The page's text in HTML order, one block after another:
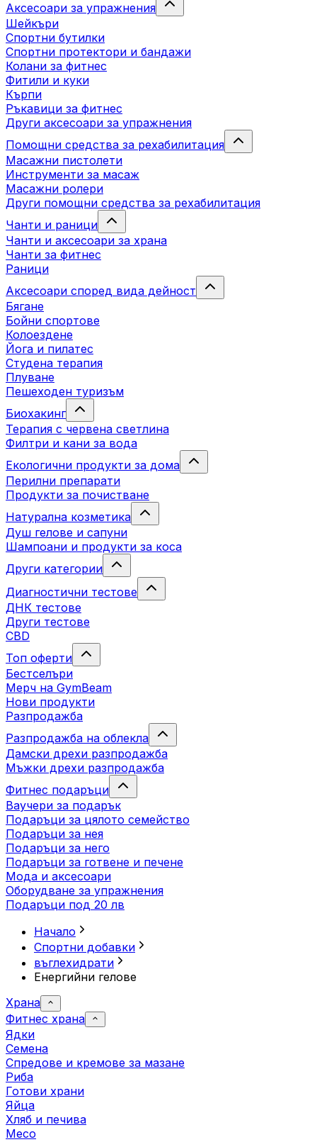
Аксесоари за упражнения
Шейкъри
Спортни бутилки
Спортни протектори и бандажи
Колани за фитнес
Фитили и куки
Кърпи
Ръкавици за фитнес
Други аксесоари за упражнения
Помощни средства за рехабилитация
Масажни пистолети
Инструменти за масаж
Масажни ролери
Други помощни средства за рехабилитация
Чанти и раници
Чанти и аксесоари за храна
Чанти за фитнес
Раници
Аксесоари според вида дейност
Бягане
Бойни спортове
Колоездене
Йога и пилатес
Студена терапия
Плуване
Пешеходен туризъм
Биохакинг
Терапия с червена светлина
Филтри и кани за вода
Екологични продукти за дома
Перилни препарати
Продукти за почистване
Натурална козметика
Душ гелове и сапуни
Шампоани и продукти за коса
Други категории
Диагностични тестове
ДНК тестове
Други тестове
CBD
Топ оферти
Бестселъри
Мерч на GymBeam
Нови продукти
Разпродажба
Разпродажба на облекла
Дамски дрехи разпродажба
Мъжки дрехи разпродажба
Фитнес подаръци
Ваучери за подарък
Подаръци за цялото семейство
Подаръци за нея
Подаръци за него
Подаръци за готвене и печене
Мода и аксесоари
Оборудване за упражнения
Подаръци под 20 лв
Начало
Спортни добавки
въглехидрати
Енергийни гелове
Храна
Фитнес храна
Ядки
Семена
Спредове и кремове за мазане
Риба
Готови храни
Яйца
Хляб и печива
Месо